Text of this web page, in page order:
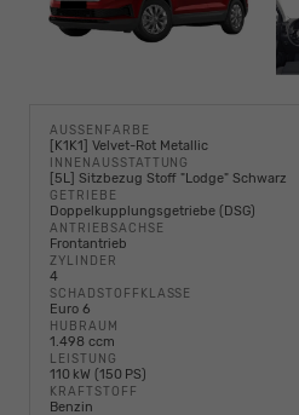
AUSSENFARBE
[K1K1] Velvet-Rot Metallic
INNENAUSSTATTUNG
[5L] Sitzbezug Stoff "Lodge" Schwarz
GETRIEBE
Doppelkupplungsgetriebe (DSG)
ANTRIEBSACHSE
Frontantrieb
ZYLINDER
4
SCHADSTOFFKLASSE
Euro 6
HUBRAUM
1.498 ccm
LEISTUNG
110 kW (150 PS)
KRAFTSTOFF
Benzin